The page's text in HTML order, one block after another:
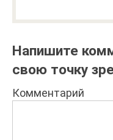
Напишите
свою точку
Комментарий